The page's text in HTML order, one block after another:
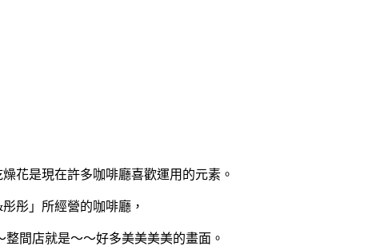
花是現在許多咖啡廳喜歡運用的元素。
彤」所經營的咖啡廳，
間店就是～～好多美美美美的畫面。